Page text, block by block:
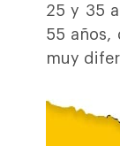
25 y 35
55 años,
muy